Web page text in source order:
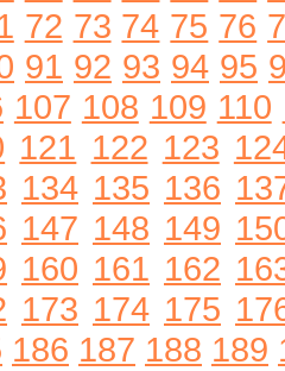
72 73 74 75 76
91 92 93 94 95
107 108 109 110
121 122 123
134 135 136
147 148 149
160 161 162
173 174 175
186 187 188 189